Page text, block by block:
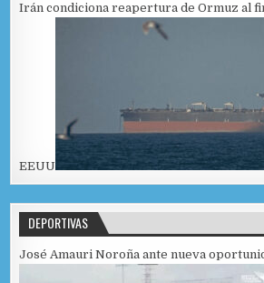
Irán condiciona reapertura de Ormuz al
EEUU
DEPORTIVAS
José Amauri Noroña ante nueva